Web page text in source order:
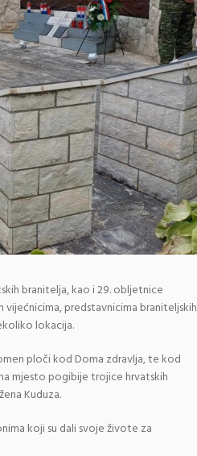
branitelja, kao i 29. obljetnice
predstavnicima braniteljskih
lokacija.
ploči kod Doma zdravlja, te kod
mjesto pogibije trojice hrvatskih
Kuduza.
koji su dali svoje živote za